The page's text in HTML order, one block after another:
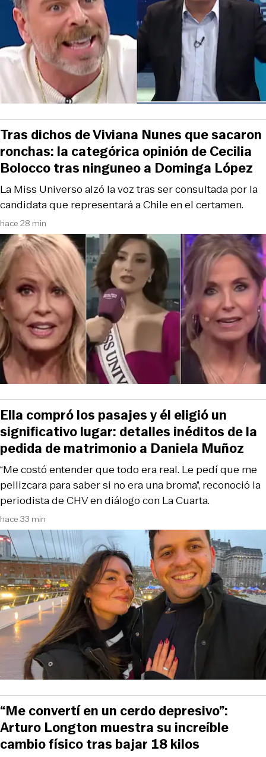
hace 28 min
La Miss Universo alzó la voz tras ser consultada por la
candidata que representará a Chile en el certamen.
Tras dichos de Viviana Nunes que sacaron
ronchas: la categórica opinión de Cecilia
Bolocco tras ninguneo a Dominga López
hace 33 min
“Me costó entender que todo era real. Le pedí que me
pellizcara para saber si no era una broma”, reconoció la
periodista de CHV en diálogo con La Cuarta.
Ella compró los pasajes y él eligió un
significativo lugar: detalles inéditos de la
pedida de matrimonio a Daniela Muñoz
“Me convertí en un cerdo depresivo”:
Arturo Longton muestra su increíble
cambio físico tras bajar 18 kilos